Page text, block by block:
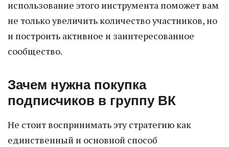
использование этого инструмента поможет вам
не только увеличить количество участников, но
и построить активное и заинтересованное
сообщество.
Зачем нужна покупка
подписчиков в группу ВК
Не стоит воспринимать эту стратегию как
единственный и основной способ